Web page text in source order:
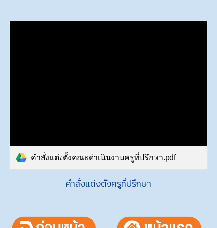
คำสั่งแต่งตั้งคณะดำเนินงานครูที่ปรึกษา.pdf
คำสั่งแต่งตั้งครูที่ปรึกษา